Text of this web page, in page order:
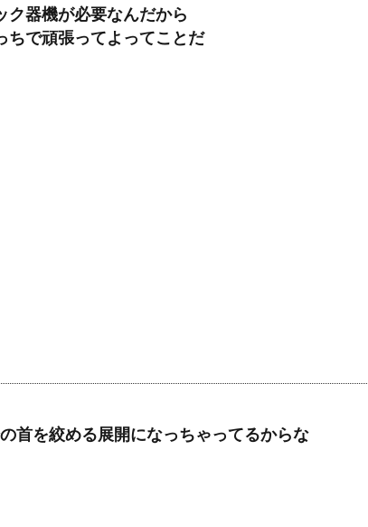
ク器機が必要なんだから
ちで頑張ってよってことだ
首を絞める展開になっちゃってるからな